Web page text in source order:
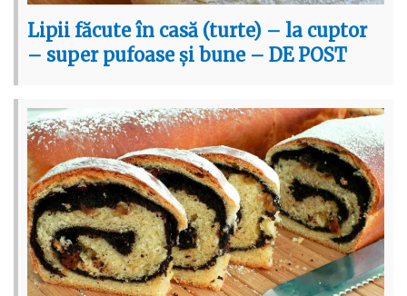
Lipii făcute în casă (turte) – la cuptor
– super pufoase și bune – DE POST